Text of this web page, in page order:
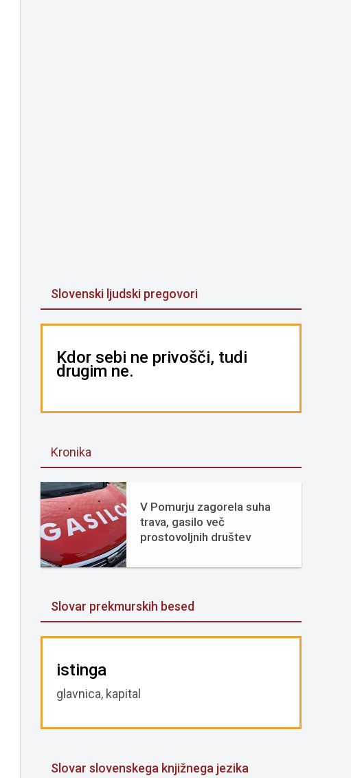
Slovenski ljudski pregovori
Kdor sebi ne privošči, tudi
drugim ne.
Kronika
V Pomurju zagorela suha
trava, gasilo več
prostovoljnih društev
Slovar prekmurskih besed
istinga
glavnica, kapital
Slovar slovenskega knjižnega jezika